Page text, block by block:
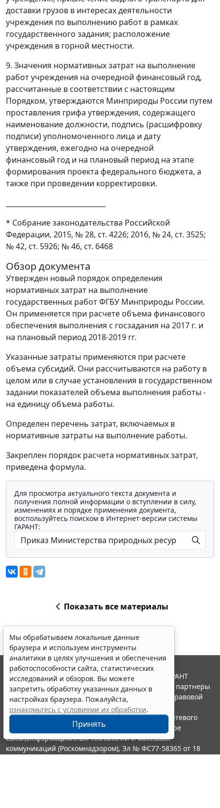
доставки грузов в интересах деятельности
учреждения по выполнению работ в рамках
государственного задания; расположение
учреждения в горной местности.
9. Значения нормативных затрат на выполнение
работ учреждения на очередной финансовый год,
рассчитанные в соответствии с настоящим
Порядком, утверждаются Минприроды России путем
проставления грифа утверждения, содержащего
наименование должности, подпись (расшифровку
подписи) уполномоченного лица и дату
утверждения, ежегодно на очередной
финансовый год и на плановый период на этапе
формирования проекта федерального бюджета, а
также при проведении корректировки.
* Собрание законодательства Российской
Федерации, 2015, № 28, ст. 4226; 2016, № 24, ст. 3525;
№ 42, ст. 5926; № 46, ст. 6468
Обзор документа
Утвержден новый порядок определения
нормативных затрат на выполнение
государственных работ ФГБУ Минприроды России.
Он применяется при расчете объема финансового
обеспечения выполнения с госзадания на 2017 г. и
на плановый период 2018-2019 гг.
Указанные затраты применяются при расчете
объема субсидий. Они рассчитываются на работу в
целом или в случае установления в государственном
задании показателей объема выполнения работы -
на единицу объема работы.
Определен перечень затрат, включаемых в
нормативные затраты на выполнение работы.
Закреплен порядок расчета нормативных затрат,
приведена формула.
Для просмотра актуального текста документа и
получения полной информации о вступлении в силу,
изменениях и порядке применения документа,
воспользуйтесь поиском в Интернет-версии системы
ГАРАНТ:
Показать все материалы
Мы обрабатываем локальные данные
браузера и используем инструменты
аналитики в целях улучшения и обеспечения
работоспособности сайта, статистических
исследований и обзоров. Вы можете
запретить обработку указанных данных в
настройках браузера. Пожалуйста,
ознакомьтесь с условиями их обработки.
Принять
© ООО "НПП "ГАРАНТ-СЕРВИС", 2026. Система ГАРАНТ
выпускается с 1990 года. Компания "Гарант" и ее партнеры
являются участниками Российской ассоциации правовой
информации ГАРАНТ.
Портал ГАРАНТ.РУ зарегистрирован в качестве сетевого
издания Федеральной службой по надзору в сфере
связи,информационных технологий и массовых
коммуникаций (Роскомнадзором), Эл № ФС77-58365 от 18